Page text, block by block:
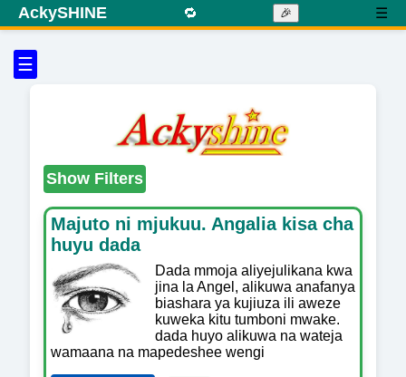
☰
AckySHINE 🔁 🎉 ☰
Show Filters
Majuto ni mjukuu. Angalia kisa cha
huyu dada
Dada mmoja aliyejulikana kwa
jina la Angel, alikuwa anafanya
biashara ya kujiuza ili aweze
kuweka kitu tumboni mwake.
dada huyo alikuwa na wateja
wamaana na mapedeshee wengi